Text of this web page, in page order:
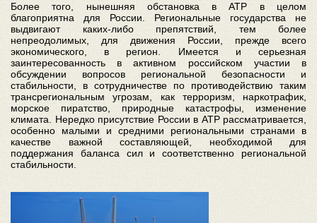
Более того, нынешняя обстановка в АТР в целом
благоприятна для России. Региональные государства не
выдвигают каких-либо препятствий, тем более
непреодолимых, для движения России, прежде всего
экономического, в регион. Имеется и серьезная
заинтересованность в активном российском участии в
обсуждении вопросов региональной безопасности и
стабильности, в сотрудничестве по противодействию таким
трансрегиональным угрозам, как терроризм, наркотрафик,
морское пиратство, природные катастрофы, изменение
климата. Нередко присутствие России в АТР рассматривается,
особенно малыми и средними региональными странами в
качестве важной составляющей, необходимой для
поддержания баланса сил и соответственно региональной
стабильности.